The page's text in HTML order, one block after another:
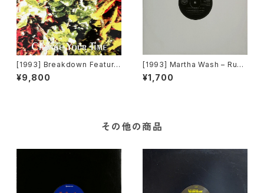
[1993] Breakdown Featurin
g Conny – Change Your Ti
me [Out]
¥9,800
[1993] Martha Wash – Runa
round + Carry On (The Tod
d Terry Club Remixes) [RC
¥1,700
その他の商品